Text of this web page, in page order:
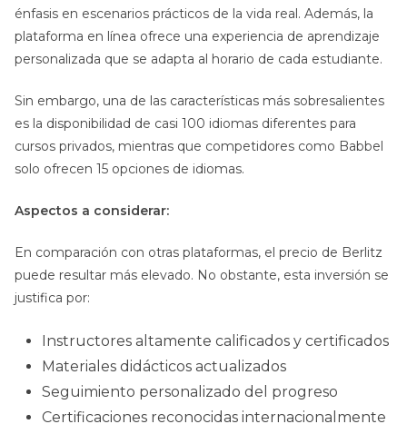
énfasis en escenarios prácticos de la vida real. Además, la
plataforma en línea ofrece una experiencia de aprendizaje
personalizada que se adapta al horario de cada estudiante.
Sin embargo, una de las características más sobresalientes
es la disponibilidad de casi 100 idiomas diferentes para
cursos privados, mientras que competidores como Babbel
solo ofrecen 15 opciones de idiomas.
Aspectos a considerar:
En comparación con otras plataformas, el precio de Berlitz
puede resultar más elevado. No obstante, esta inversión se
justifica por:
Instructores altamente calificados y certificados
Materiales didácticos actualizados
Seguimiento personalizado del progreso
Certificaciones reconocidas internacionalmente